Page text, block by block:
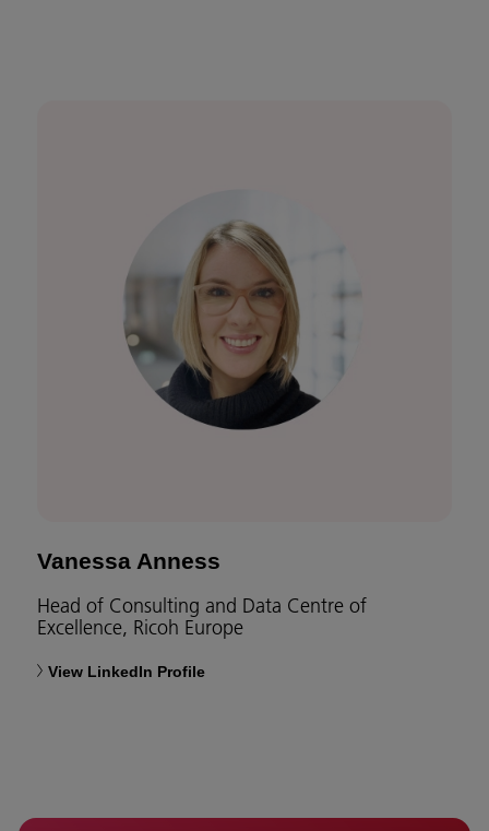
Vanessa Anness
Head of Consulting and Data Centre of
Excellence, Ricoh Europe
View LinkedIn Profile